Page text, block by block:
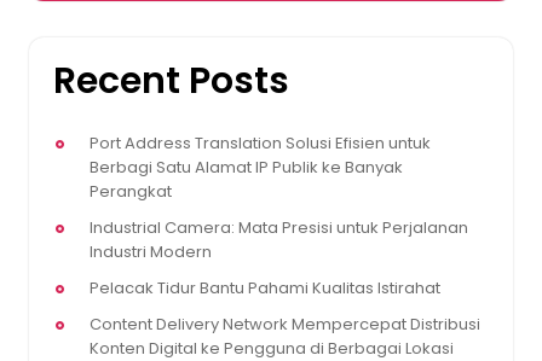
Recent Posts
Port Address Translation Solusi Efisien untuk
Berbagi Satu Alamat IP Publik ke Banyak
Perangkat
Industrial Camera: Mata Presisi untuk Perjalanan
Industri Modern
Pelacak Tidur Bantu Pahami Kualitas Istirahat
Content Delivery Network Mempercepat Distribusi
Konten Digital ke Pengguna di Berbagai Lokasi